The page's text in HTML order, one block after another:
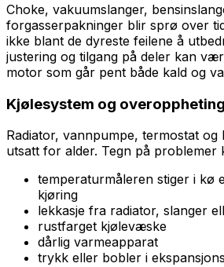
Choke, vakuumslanger,
forgasserpakninger blir sprø over
ikke blant de dyreste feilene å
justering og tilgang på deler kan
motor som går pent både kald og
Kjølesystem og overoppheting
Radiator, vannpumpe, termostat og
utsatt for alder. Tegn på problemer
temperaturmåleren stiger i kø
kjøring
lekkasje fra radiator, slanger
rustfarget kjølevæske
dårlig varmeapparat
trykk eller bobler i